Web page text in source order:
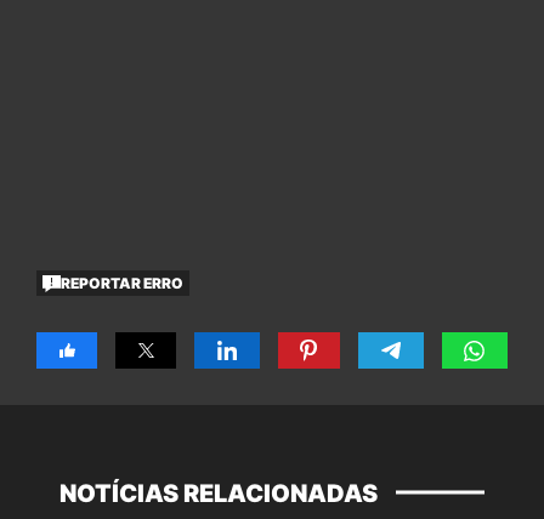
REPORTAR ERRO
NOTÍCIAS RELACIONADAS